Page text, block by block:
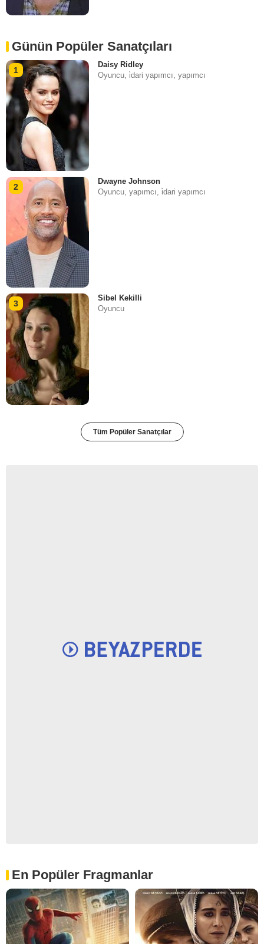
Günün Popüler Sanatçıları
1
Daisy Ridley
Oyuncu, i̇dari yapımcı, yapımcı
2
Dwayne Johnson
Oyuncu, yapımcı, i̇dari yapımcı
3
Sibel Kekilli
Oyuncu
Tüm Popüler Sanatçılar
En Popüler Fragmanlar